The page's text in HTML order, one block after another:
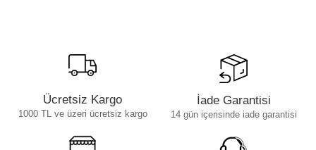
Ücretsiz Kargo
1000 TL ve üzeri ücretsiz kargo
İade Garantisi
14 gün içerisinde iade garantisi